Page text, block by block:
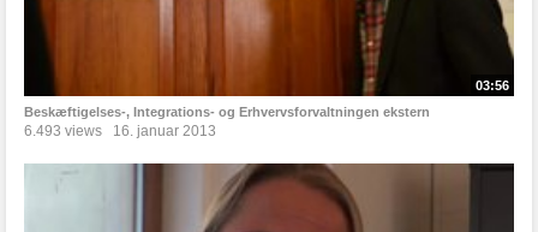
03:56
Beskæftigelses-, Integrations- og Erhvervsforvaltningen ekstern
6.493 views 16. januar 2013